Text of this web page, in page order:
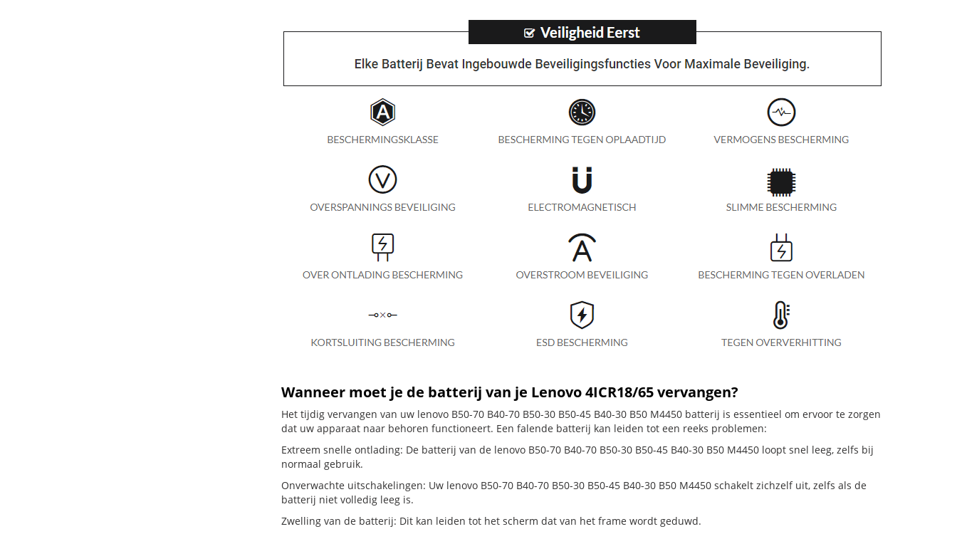
Wanneer moet je de batterij van je Lenovo 4ICR18/65 vervangen?
Het tijdig vervangen van uw lenovo B50-70 B40-70 B50-30 B50-45 B40-30 B50 M4450 batterij is essentieel om ervoor te zorgen
dat uw apparaat naar behoren functioneert. Een falende batterij kan leiden tot een reeks problemen:
Extreem snelle ontlading: De batterij van de lenovo B50-70 B40-70 B50-30 B50-45 B40-30 B50 M4450 loopt snel leeg, zelfs bij
normaal gebruik.
Onverwachte uitschakelingen: Uw lenovo B50-70 B40-70 B50-30 B50-45 B40-30 B50 M4450 schakelt zichzelf uit, zelfs als de
batterij niet volledig leeg is.
Zwelling van de batterij: Dit kan leiden tot het scherm dat van het frame wordt geduwd.